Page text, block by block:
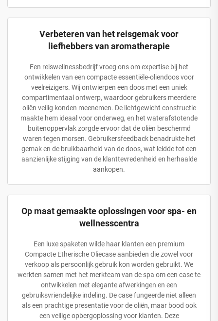
Verbeteren van het reisgemak voor
liefhebbers van aromatherapie
Een reiswellnessbedrijf vroeg ons om expertise bij het
ontwikkelen van een compacte essentiële-oliendoos voor
veelreizigers. Wij ontwierpen een doos met een uniek
compartimentaal ontwerp, waardoor gebruikers meerdere
oliën veilig konden meenemen. De lichtgewicht constructie
maakte hem ideaal voor onderweg, en het waterafstotende
buitenoppervlak zorgde ervoor dat de oliën beschermd
waren tegen morsen. Gebruikersfeedback benadrukte het
gemak en de bruikbaarheid van de doos, wat leidde tot een
aanzienlijke stijging van de klanttevredenheid en herhaalde
aankopen.
Op maat gemaakte oplossingen voor spa- en
wellnesscentra
Een luxe spaketen wilde haar klanten een premium
Compacte Etherische Oliecase aanbieden die zowel voor
verkoop als persoonlijk gebruik kon worden gebruikt. We
werkten samen met het merkteam van de spa om een case te
ontwikkelen met elegante afwerkingen en een
gebruiksvriendelijke indeling. De case fungeerde niet alleen
als een prachtige presentatie voor de oliën, maar bood ook
een veilige opbergoplossing voor klanten. Deze